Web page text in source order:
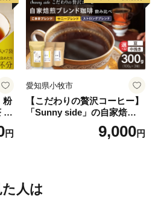
粉
ビ
ッ
円
愛知県小牧市
【こだわりの贅沢コーヒー】
「Sunny side」の自家焙煎珈
琲ブレンド珈琲飲み比べセッ
9,000円
人は